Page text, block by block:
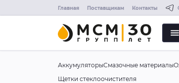
Главная Поставщикам Контакты
АккумуляторыСмазочные материалы
Щетки стеклоочистителя